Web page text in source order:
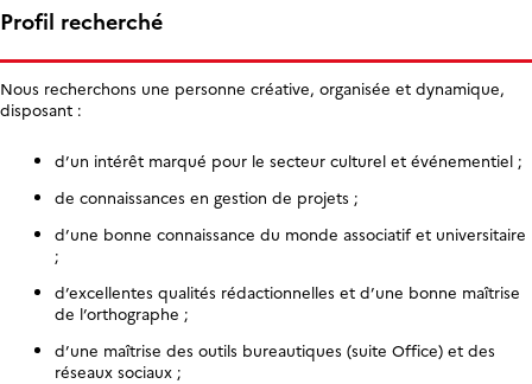
Profil recherché
Nous recherchons une personne créative, organisée et dynamique,
disposant :
d’un intérêt marqué pour le secteur culturel et événementiel ;
de connaissances en gestion de projets ;
d’une bonne connaissance du monde associatif et universitaire
;
d’excellentes qualités rédactionnelles et d’une bonne maîtrise
de l’orthographe ;
d’une maîtrise des outils bureautiques (suite Office) et des
réseaux sociaux ;